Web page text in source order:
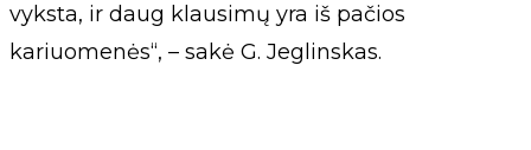
vyksta, ir daug klausimų yra iš pačios
kariuomenės“, – sakė G. Jeglinskas.